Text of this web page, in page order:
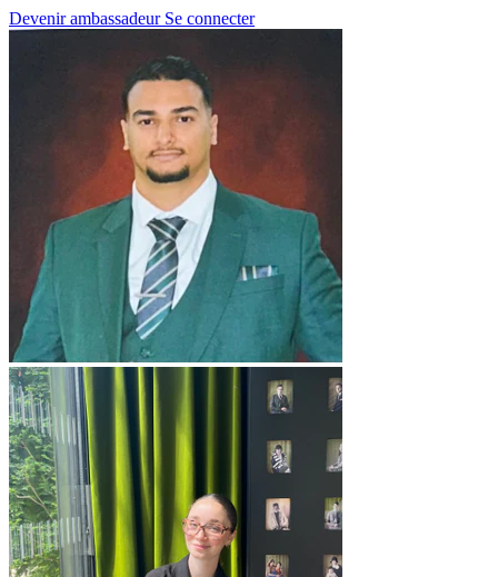
Devenir ambassadeur Se connecter